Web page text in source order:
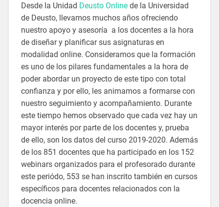
Desde la Unidad Deusto Onlinede la Universidad
de Deusto, llevamos muchos años ofreciendo
nuestro apoyo y asesoría a los docentes a la hora
de diseñar y planificar sus asignaturas en
modalidad online. Consideramos que la formación
es uno de los pilares fundamentales a la hora de
poder abordar un proyecto de este tipo con total
confianza y por ello, les animamos a formarse con
nuestro seguimiento y acompañamiento. Durante
este tiempo hemos observado que cada vez hay un
mayor interés por parte de los docentes y, prueba
de ello, son los datos del curso 2019-2020. Además
de los 851 docentes que ha participado en los 152
webinars organizados para el profesorado durante
este periódo, 553 se han inscrito también en cursos
específicos para docentes relacionados con la
docencia online.